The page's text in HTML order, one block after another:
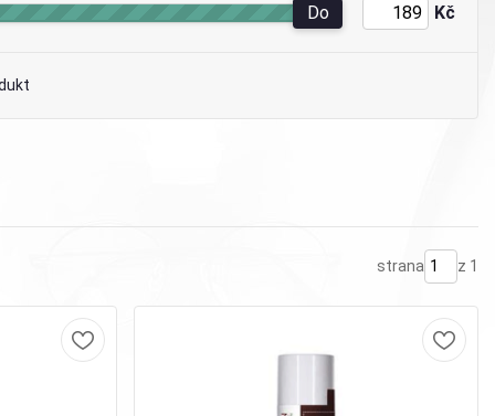
Do Kč
strana z 1